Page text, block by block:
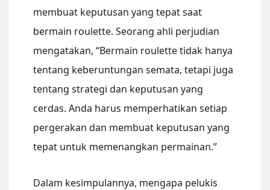
membuat keputusan yang tepat saat
bermain roulette. Seorang ahli perjudian
mengatakan, “Bermain roulette tidak hanya
tentang keberuntungan semata, tetapi juga
tentang strategi dan keputusan yang
cerdas. Anda harus memperhatikan setiap
pergerakan dan membuat keputusan yang
tepat untuk memenangkan permainan.”
Dalam kesimpulannya, mengapa pelukis